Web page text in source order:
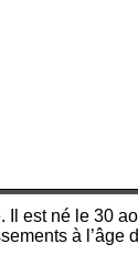
est né le 30
à l’âge